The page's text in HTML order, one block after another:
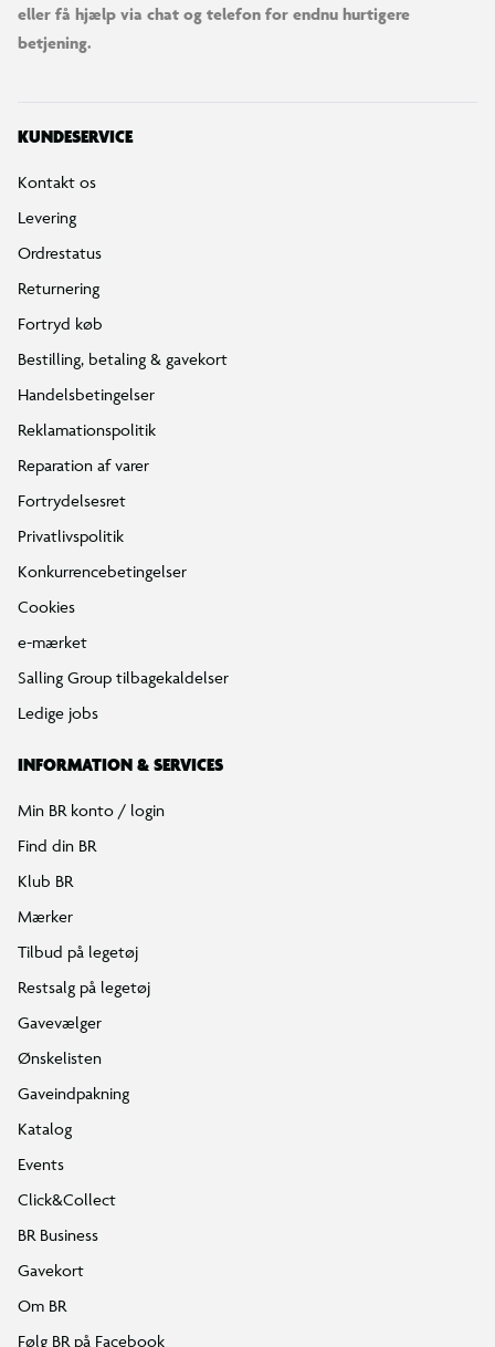
eller få hjælp via chat og telefon for endnu hurtigere
betjening.
KUNDESERVICE
Kontakt os
Levering
Ordrestatus
Returnering
Fortryd køb
Bestilling, betaling & gavekort
Handelsbetingelser
Reklamationspolitik
Reparation af varer
Fortrydelsesret
Privatlivspolitik
Konkurrencebetingelser
Cookies
e-mærket
Salling Group tilbagekaldelser
Ledige jobs
INFORMATION & SERVICES
Min BR konto / login
Find din BR
Klub BR
Mærker
Tilbud på legetøj
Restsalg på legetøj
Gavevælger
Ønskelisten
Gaveindpakning
Katalog
Events
Click&Collect
BR Business
Gavekort
Om BR
Følg BR på Facebook